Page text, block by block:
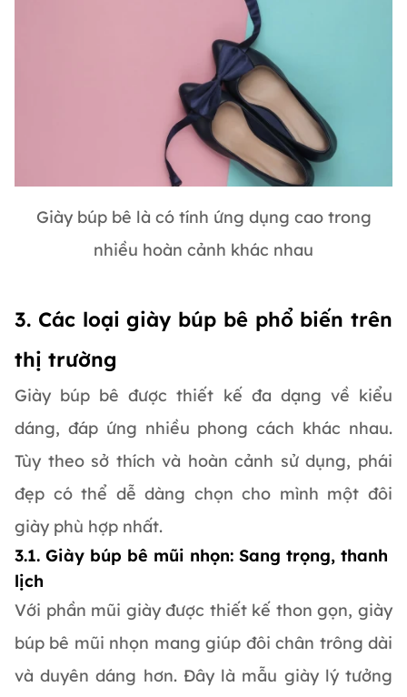
Giày búp bê là có tính ứng dụng cao trong
nhiều hoàn cảnh khác nhau
3. Các loại giày búp bê phổ biến trên
thị trường
Giày búp bê được thiết kế đa dạng về kiểu
dáng, đáp ứng nhiều phong cách khác nhau.
Tùy theo sở thích và hoàn cảnh sử dụng, phái
đẹp có thể dễ dàng chọn cho mình một đôi
giày phù hợp nhất.
3.1. Giày búp bê mũi nhọn: Sang trọng, thanh
lịch
Với phần mũi giày được thiết kế thon gọn, giày
búp bê mũi nhọn mang giúp đôi chân trông dài
và duyên dáng hơn. Đây là mẫu giày lý tưởng